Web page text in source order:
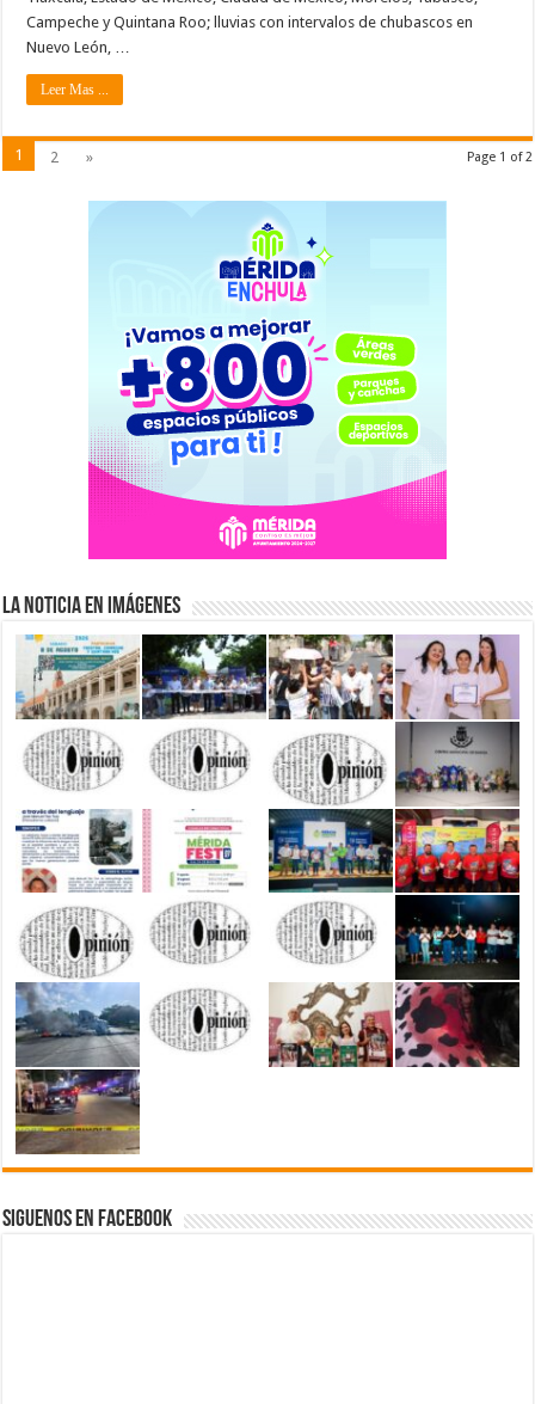
Campeche y Quintana Roo; lluvias con intervalos de chubascos en
Nuevo León, …
Leer Mas ...
Page 1 of 2
1 2 »
La Noticia en Imágenes
Siguenos en Facebook